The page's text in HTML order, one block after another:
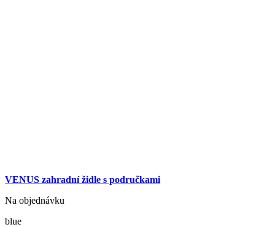
VENUS zahradní židle s područkami
Na objednávku
blue